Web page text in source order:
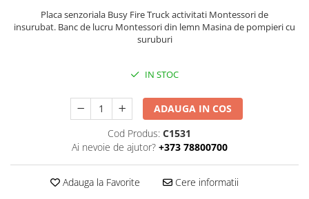
Placa senzoriala Busy Fire Truck activitati Montessori de
insurubat. Banc de lucru Montessori din lemn Masina de pompieri cu
suruburi
IN STOC
ADAUGA IN COS
Cod Produs: C1531
Ai nevoie de ajutor? +373 78800700
Adauga la Favorite Cere informatii